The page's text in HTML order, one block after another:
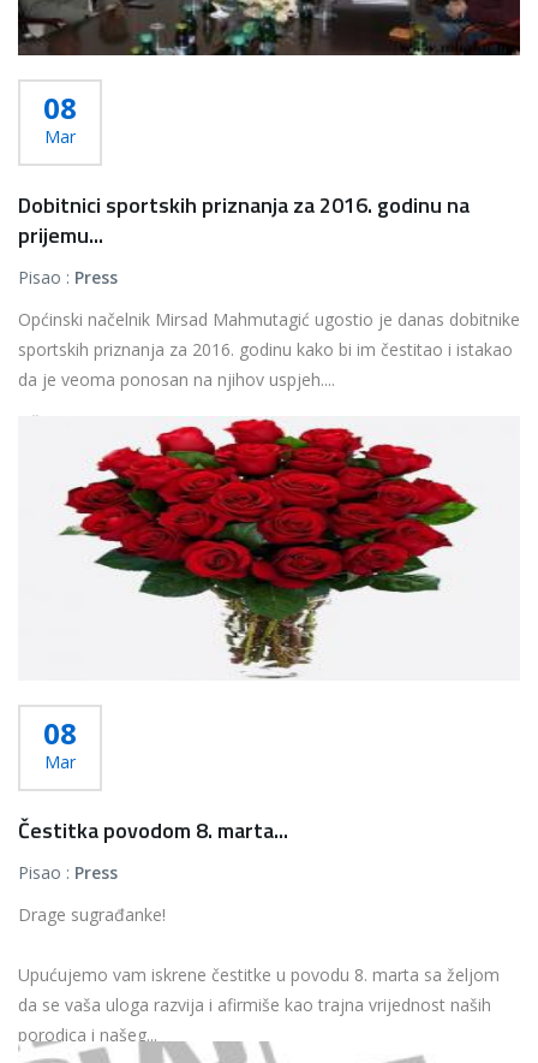
08
Mar
Dobitnici sportskih priznanja za 2016. godinu na
prijemu...
Pisao : Press
Općinski načelnik Mirsad Mahmutagić ugostio je danas dobitnike
sportskih priznanja za 2016. godinu kako bi im čestitao i istakao
da je veoma ponosan na njihov uspjeh....
Više...
08
Mar
Čestitka povodom 8. marta...
Pisao : Press
Drage sugrađanke!
Upućujemo vam iskrene čestitke u povodu 8. marta sa željom
da se vaša uloga razvija i afirmiše kao trajna vrijednost naših
porodica i našeg...